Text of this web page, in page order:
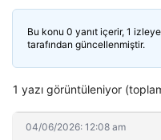
Bu konu 0 yanıt içerir, 1
tarafından güncellenmiştir.
1 yazı görüntüleniyor
04/06/2026: 12:08 am